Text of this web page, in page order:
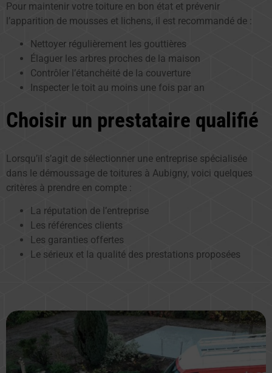
Pour maintenir votre toiture en bon état et prévenir
l’apparition de mousses et lichens, il est recommandé de :
Nettoyer régulièrement les gouttières
Élaguer les arbres proches de la maison
Contrôler l’étanchéité de la couverture
Inspecter le toit au moins une fois par an
Choisir un prestataire qualifié
Lorsqu’il s’agit de sélectionner une entreprise spécialisée
dans le démoussage de toitures à Aubigny, voici quelques
critères à prendre en compte :
La réputation de l’entreprise
Les références clients
Les garanties offertes
Le sérieux et la qualité des prestations proposées